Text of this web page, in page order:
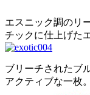
エスニック調のリ
チックに仕上げた
ブリーチされたブ
アクティブな一枚。